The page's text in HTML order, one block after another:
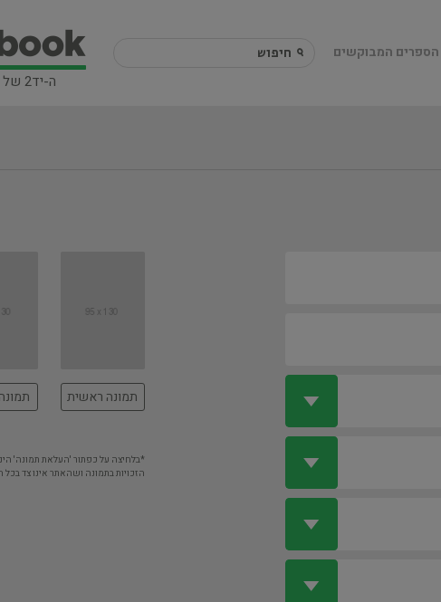
ה-יד2 של הספרים המשומשים
הספרים המבוקשים
תמונה ראשית
*בלחיצה על כפתור 'העלאת תמונה'
הזכויות בתמונה ושהאתר אינו צד